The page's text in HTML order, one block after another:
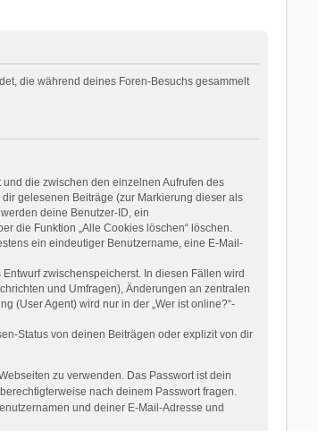
die während deines Foren-Besuchs gesammelt
die zwischen den einzelnen Aufrufen des
gelesenen Beiträge (zur Markierung dieser als
deine Benutzer-ID, ein
die Funktion „Alle Cookies löschen“ löschen.
ein eindeutiger Benutzername, eine E-Mail-
zwischenspeicherst. In diesen Fällen wird
und Umfragen), Änderungen an zentralen
(User Agent) wird nur in der „Wer ist online?“-
Status von deinen Beiträgen oder explizit von dir
zu verwenden. Das Passwort ist dein
nach deinem Passwort fragen.
und deiner E-Mail-Adresse und